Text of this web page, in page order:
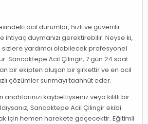
acil durumlar, hızlı ve güvenilir
ihtiyaç duymanızı gerektirebilir. Neyse ki,
yardımcı olabilecek profesyonel
Sancaktepe Acil Çilingir, 7 gün 24 saat
bir ekipten oluşan bir şirkettir ve en acil
çözümler sunmayı taahhüt eder.
anahtarınızı kaybettiyseniz veya kilitli bir
Sancaktepe Acil Çilingir ekibi
için hemen harekete geçecektir. Eğitimli